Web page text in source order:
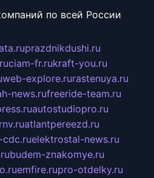
по всей России
prazdnikdushi.ru
ciam-fr.rukraft-you.ru
web-explore.rurastenuya.ru
news.rufreeride-team.ru
autostudiopro.ru
atlantpereezd.ru
cdc.ruelektrostal-news.ru
budem-znakomye.ru
emfire.rupro-otdelky.ru